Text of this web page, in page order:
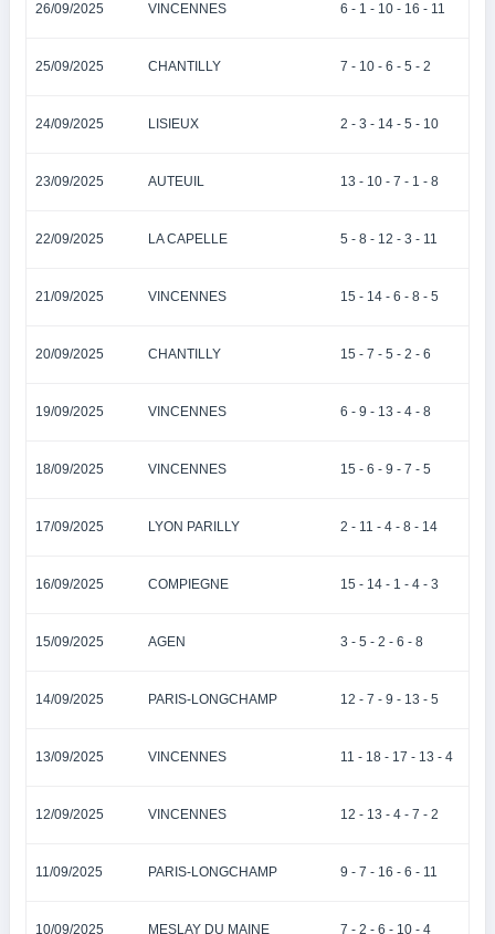
26/09/2025 VINCENNES 6 - 1 - 10 - 16 - 11
25/09/2025 CHANTILLY 7 - 10 - 6 - 5 - 2
24/09/2025 LISIEUX 2 - 3 - 14 - 5 - 10
23/09/2025 AUTEUIL 13 - 10 - 7 - 1 - 8
22/09/2025 LA CAPELLE 5 - 8 - 12 - 3 - 11
21/09/2025 VINCENNES 15 - 14 - 6 - 8 - 5
20/09/2025 CHANTILLY 15 - 7 - 5 - 2 - 6
19/09/2025 VINCENNES 6 - 9 - 13 - 4 - 8
18/09/2025 VINCENNES 15 - 6 - 9 - 7 - 5
17/09/2025 LYON PARILLY 2 - 11 - 4 - 8 - 14
16/09/2025 COMPIEGNE 15 - 14 - 1 - 4 - 3
15/09/2025 AGEN 3 - 5 - 2 - 6 - 8
14/09/2025 PARIS-LONGCHAMP 12 - 7 - 9 - 13 - 5
13/09/2025 VINCENNES 11 - 18 - 17 - 13 - 4
12/09/2025 VINCENNES 12 - 13 - 4 - 7 - 2
11/09/2025 PARIS-LONGCHAMP 9 - 7 - 16 - 6 - 11
10/09/2025 MESLAY DU MAINE 7 - 2 - 6 - 10 - 4